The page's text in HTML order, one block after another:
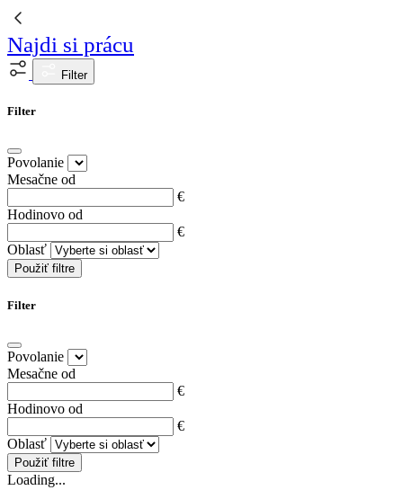
Najdi si prácu
Filter
Filter
Povolanie
Mesačne od
€
Hodinovo od
€
Oblasť
Použiť filtre
Filter
Povolanie
Mesačne od
€
Hodinovo od
€
Oblasť
Použiť filtre
Loading...